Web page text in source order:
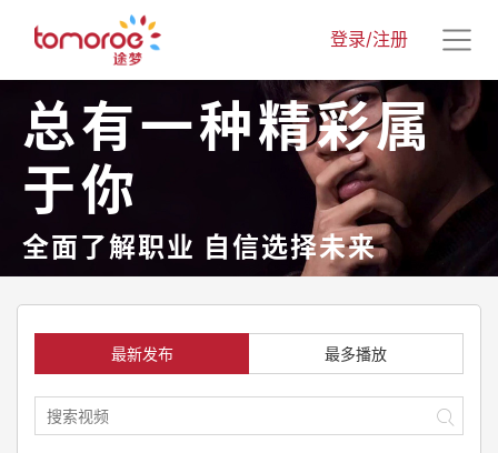
登录/注册
总有一种精彩属
于你
全面了解职业 自信选择未来
最新发布 最多播放